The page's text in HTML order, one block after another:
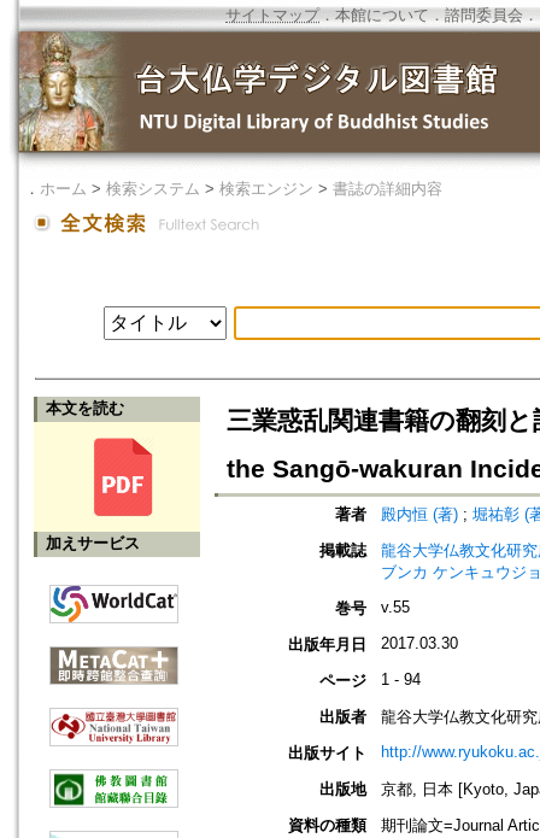
サイトマップ．本館について ． 諮問委員会 ．
． ホーム > 検索システム > 検索エンジン > 書誌の詳細内容
本文を読む
加えサービス
三業惑乱関連書籍の翻刻
the Sangō-wakuran
著者 殿内恒 (著) ; 堀祐彰 (
掲載誌
龍谷大学仏教文化研
ブンカ ケンキュウジ
巻号
v.55
出版年月日 2017.03.30
ページ 1 - 94
出版者
龍谷大学仏教文化研
出版サイト
http://
出版地
京都, 日本 [Kyoto,
資料の種類
期刊論文=Journal